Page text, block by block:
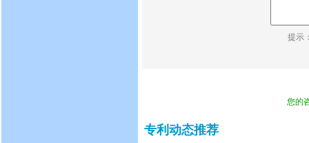
提示
您的
专利动态推荐